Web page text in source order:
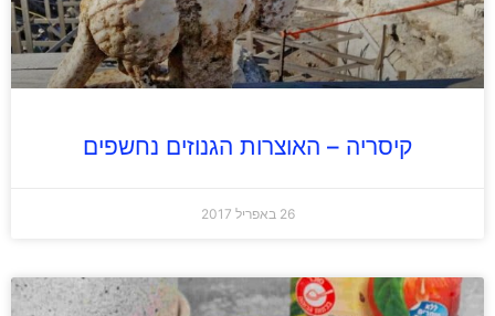
קיסריה – האוצרות הגנוזים נחשפים
26 באפריל 2017